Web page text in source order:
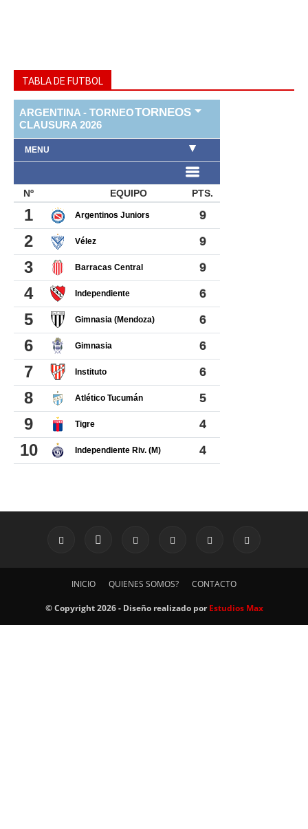
TABLA DE FUTBOL
INICIO QUIENES SOMOS? CONTACTO
© Copyright 2026 - Diseño realizado porEstudios Max